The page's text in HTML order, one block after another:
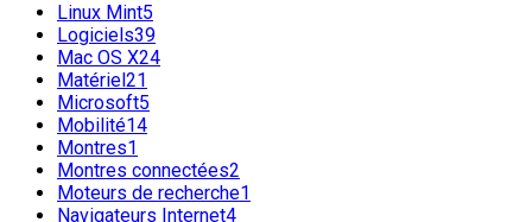
Linux Mint5
Logiciels39
Mac OS X24
Matériel21
Microsoft5
Mobilité14
Montres1
Montres connectées2
Moteurs de recherche1
Navigateurs Internet4